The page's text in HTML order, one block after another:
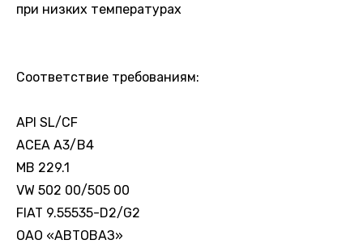
при низких температурах
Соответствие требованиям:
API SL/CF
ACEA A3/B4
MB 229.1
VW 502 00/505 00
FIAT 9.55535-D2/G2
ОАО «АВТОВАЗ»